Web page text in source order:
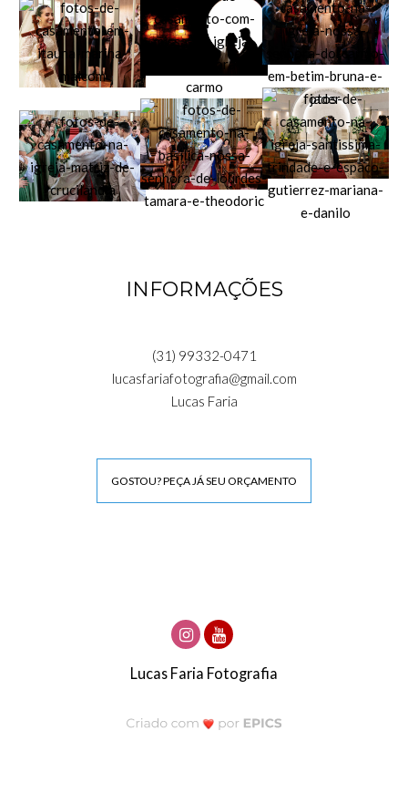
INFORMAÇÕES
(31) 99332-0471
lucasfariafotografia@gmail.com
Lucas Faria
GOSTOU? PEÇA JÁ SEU ORÇAMENTO
Lucas Faria Fotografia